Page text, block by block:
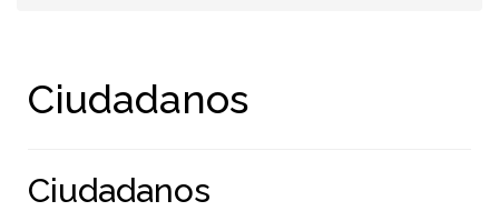
Ciudadanos
Ciudadanos